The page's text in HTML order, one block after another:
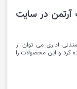
در سایت
اداری می توان از
کرد و این محصولات را